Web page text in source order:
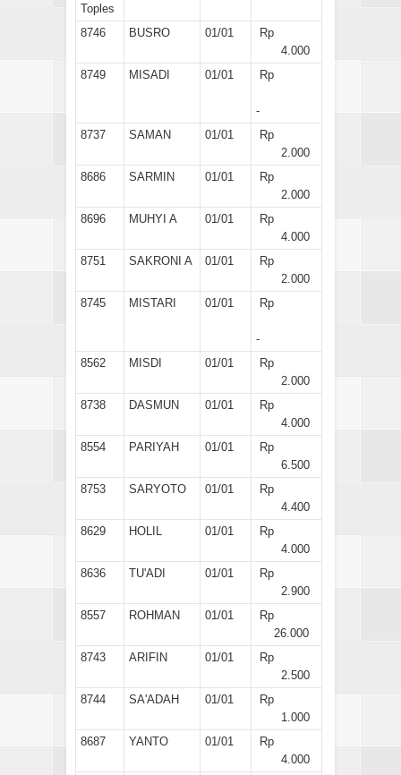
Toples
8746 BUSRO 01/01
Rp
4.000
8749
MISADI 01/01 Rp
-
8737
SAMAN 01/01
Rp
2.000
8686
SARMIN 01/01
Rp
2.000
8696
MUHYI A 01/01
Rp
4.000
8751
SAKRONI A 01/01
Rp
2.000
8745
MISTARI 01/01 Rp
-
8562
MISDI 01/01
Rp
2.000
8738
DASMUN 01/01
Rp
4.000
8554
PARIYAH 01/01
Rp
6.500
8753
SARYOTO 01/01
Rp
4.400
8629
HOLIL 01/01
Rp
4.000
8636
TU'ADI 01/01
Rp
2.900
8557
ROHMAN 01/01
Rp
26.000
8743
ARIFIN 01/01
Rp
2.500
8744
SA'ADAH 01/01
Rp
1.000
8687
YANTO 01/01
Rp
4.000